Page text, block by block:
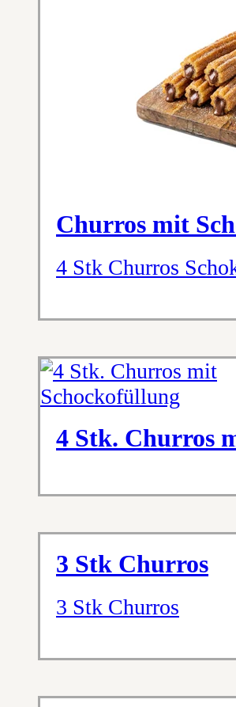
Churros mit
4 Stk Churros
4 Stk. Churros
3 Stk Churros
3 Stk Churros